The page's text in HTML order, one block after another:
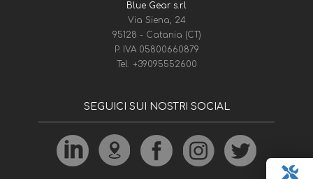
Blue Gear s.r.l
Via Siena, 24
95128 - Catania (CT)
P. IVA 05800660879
Tel. +39095552600
SEGUICI SUI NOSTRI SOCIAL